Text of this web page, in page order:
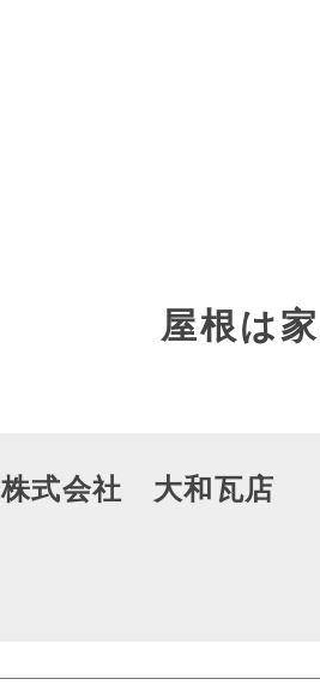
屋根は
株式会社 大和瓦店